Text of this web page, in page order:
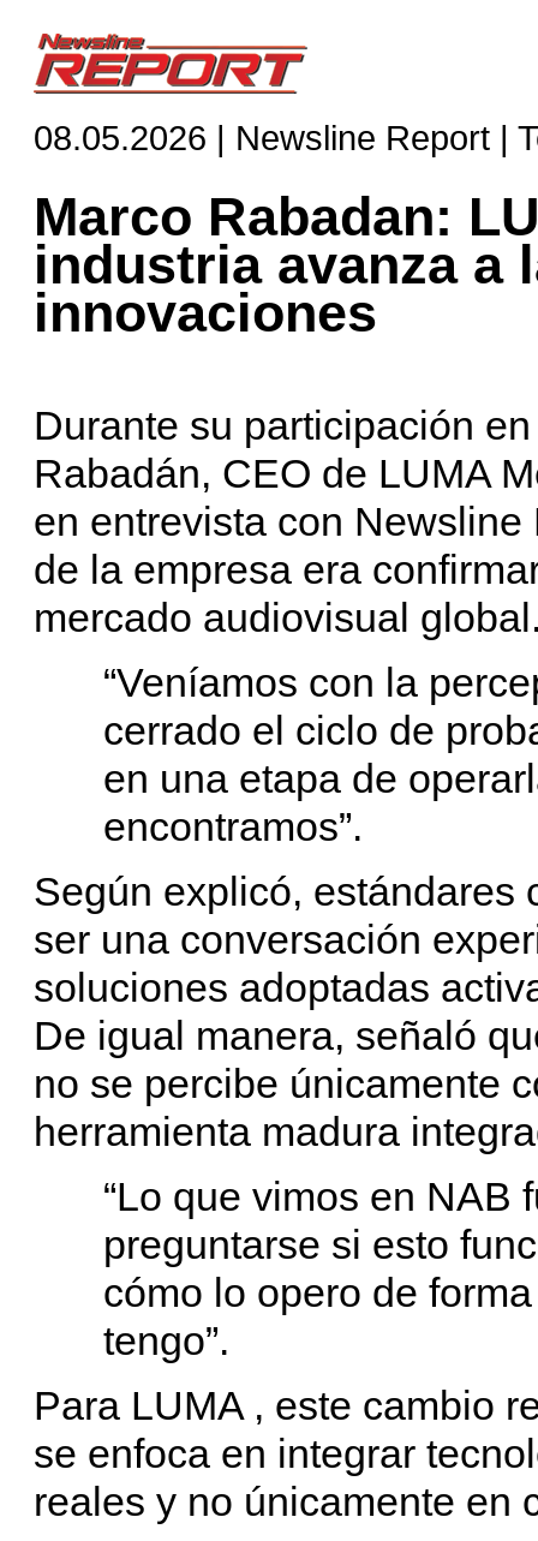
08.05.2026 | Newsline Report |
Marco Rabadan:
industria avanza a
innovaciones
Durante su participación
Rabadán, CEO de LUMA
en entrevista con
de la empresa era
mercado audiovisual
“Veníamos con la
cerrado el ciclo de
en una etapa de
encontramos”.
Según explicó, estándares
ser una conversación
soluciones adoptadas
De igual manera, señaló
no se percibe únicamente
herramienta madura
“Lo que vimos en NAB
preguntarse si esto
cómo lo opero de
tengo”.
Para LUMA , este cambio
se enfoca en integrar
reales y no únicamente en